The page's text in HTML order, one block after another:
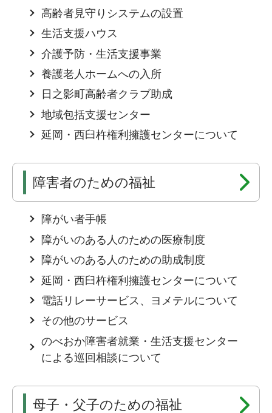
高齢者見守りシステムの設置
生活支援ハウス
介護予防・生活支援事業
養護老人ホームへの入所
日之影町高齢者クラブ助成
地域包括支援センター
延岡・西臼杵権利擁護センターについて
障害者のための福祉
障がい者手帳
障がいのある人のための医療制度
障がいのある人のための助成制度
延岡・西臼杵権利擁護センターについて
電話リレーサービス、ヨメテルについて
その他のサービス
のべおか障害者就業・生活支援センター
による巡回相談について
母子・父子のための福祉